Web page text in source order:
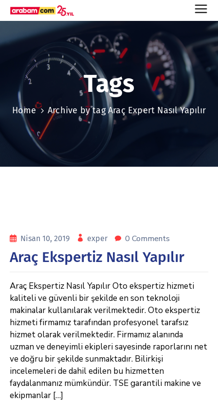
Tags
Home Archive by tag Araç Expert Nasıl Yapılır
Nisan 10, 2019 exper 0 Comments
Araç Ekspertiz Nasıl Yapılır
Araç Ekspertiz Nasıl Yapılır Oto ekspertiz hizmeti
kaliteli ve güvenli bir şekilde en son teknoloji
makinalar kullanılarak verilmektedir. Oto ekspertiz
hizmeti firmamız tarafından profesyonel tarafsız
hizmet olarak verilmektedir. Firmamız alanında
uzman ve deneyimli ekipleri sayesinde raporlarını net
ve doğru bir şekilde sunmaktadır. Bilirkişi
incelemeleri de dahil edilen bu hizmetten
faydalanmanız mümkündür. TSE garantili makine ve
ekipmanlar […]